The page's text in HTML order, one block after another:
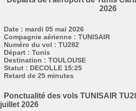
2026
Date : mardi 05 mai 2026
Compagnie aérienne : TUNISAIR
Numéro du vol : TU282
Départ : Tunis
Destination : TOULOUSE
Statut : DECOLLE 15:25
Retard de 25 minutes
Ponctualité des vols TUNISAIR
juillet 2026